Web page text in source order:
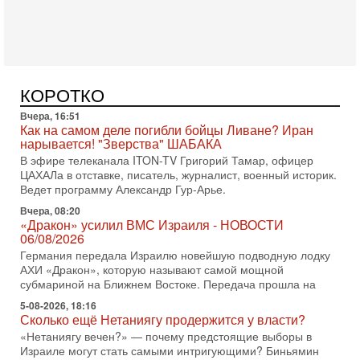
КОРОТКО
ЦАХАЛа в отставке, писатель, журналист, военный историк.
Ведет программу Александр Гур-Арье.
Вчера, 08:20
«Дракон» усилил ВМС Израиля - НОВОСТИ
06/08/2026
Германия передала Израилю новейшую подводную лодку
АХИ «Дракон», которую называют самой мощной
субмариной на Ближнем Востоке. Передача прошла на
5-08-2026, 18:16
Сколько ещё Нетаниягу продержится у власти?
«Нетаниягу вечен?» — почему предстоящие выборы в
Израиле могут стать самыми интригующими? Биньямин
Нетаниягу снова уверенно заявляет, что победа на
5-08-2026, 08:51
Трамп пригрозил Ирану ударом - НОВОСТИ
05/08/2026
Президент США Дональд Трамп сегодня заявил, что